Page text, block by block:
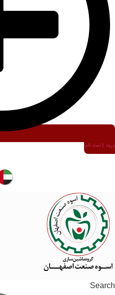
ورود | ثبت نام
Search